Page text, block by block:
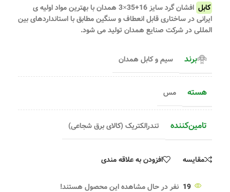
کابل
افشان گرد سایز 16+35×3 همدان با بهترین مواد اولیه ی
ایرانی در ساختاری قابل انعطاف و سنگین مطابق با استانداردهای بین
المللی در شرکت صنایع همدان تولید می شود.
برند سیم و کابل همدان
هسته مس
تامین‌کننده تندرالکتریک (کالای برق شجاعی)
مقایسه افزودن به علاقه مندی
19 نفر در حال مشاهده این محصول هستند!